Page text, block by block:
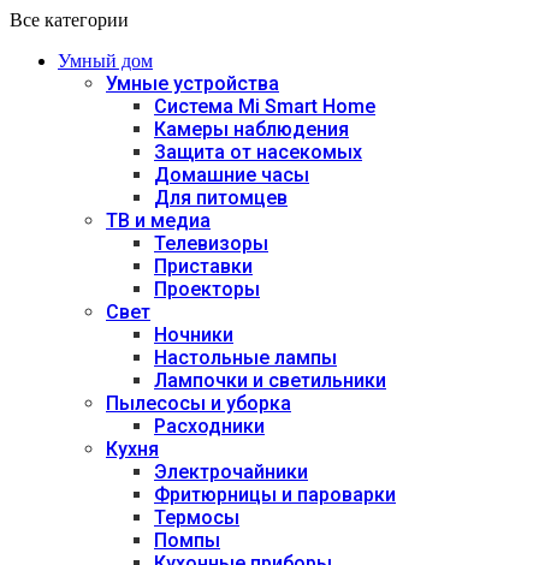
Все категории
Умный дом
Умные устройства
Система Mi Smart Home
Камеры наблюдения
Защита от насекомых
Домашние часы
Для питомцев
ТВ и медиа
Телевизоры
Приставки
Проекторы
Свет
Ночники
Настольные лампы
Лампочки и светильники
Пылесосы и уборка
Расходники
Кухня
Электрочайники
Фритюрницы и пароварки
Термосы
Помпы